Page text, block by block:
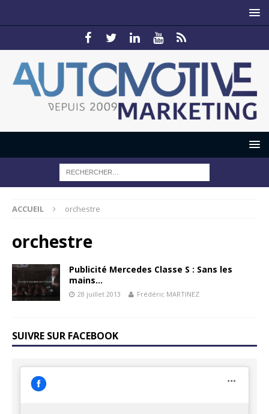
ACCUEIL orchestre
orchestre
Publicité Mercedes Classe S : Sans les
mains…
28 juillet 2013 Frédéric MARTINEZ
SUIVRE SUR FACEBOOK